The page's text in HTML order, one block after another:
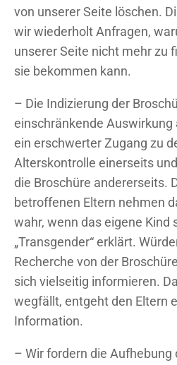
von unserer Seite löschen.
wir wiederholt Anfragen,
unserer Seite nicht mehr zu
sie bekommen kann.
– Die Indizierung der
einschränkende Auswirkung
ein erschwerter Zugang zu
Alterskontrolle einerseits
die Broschüre andererseits.
betroffenen Eltern nehmen
wahr, wenn das eigene Kind
„Transgender“ erklärt.
Recherche von der
sich vielseitig informieren.
wegfällt, entgeht den Eltern
Information.
– Wir fordern die Aufhebung